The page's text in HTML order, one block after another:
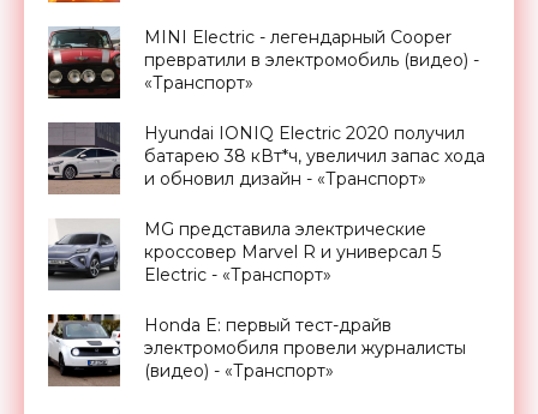
MINI Electric - легендарный Cooper
превратили в электромобиль (видео) -
«Транспорт»
Hyundai IONIQ Electric 2020 получил
батарею 38 кВт*ч, увеличил запас хода
и обновил дизайн - «Транспорт»
MG представила электрические
кроссовер Marvel R и универсал 5
Electric - «Транспорт»
Honda E: первый тест-драйв
электромобиля провели журналисты
(видео) - «Транспорт»